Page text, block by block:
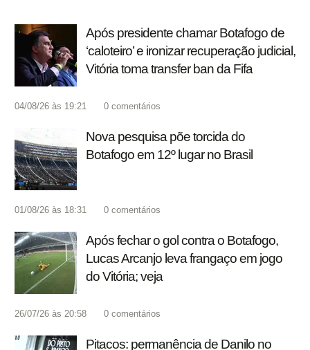
Após presidente chamar Botafogo de
‘caloteiro’ e ironizar recuperação judicial,
Vitória toma transfer ban da Fifa
04/08/26 às 19:21 0 comentários
Nova pesquisa põe torcida do
Botafogo em 12º lugar no Brasil
01/08/26 às 18:31 0 comentários
Após fechar o gol contra o Botafogo,
Lucas Arcanjo leva frangaço em jogo
do Vitória; veja
26/07/26 às 20:58 0 comentários
Pitacos: permanência de Danilo no